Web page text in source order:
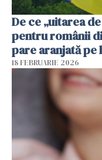
De ce „uitarea
pentru românii
pare aranjată pe
18 FEBRUARIE 2026